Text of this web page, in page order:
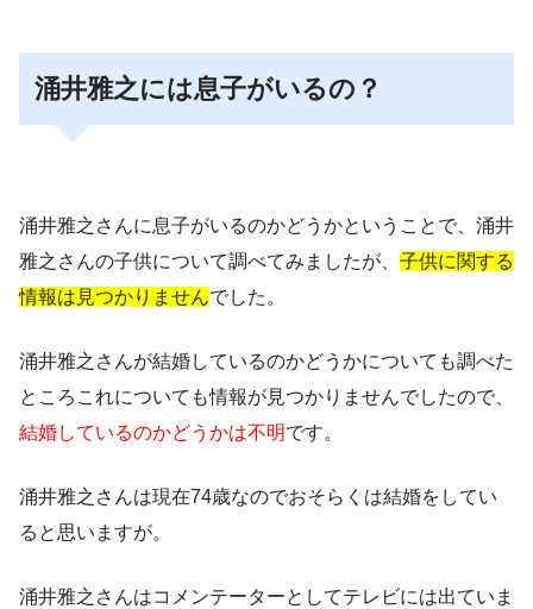
涌井雅之には息子がいるの？
涌井雅之さんに息子がいるのかどうかということで、涌井
雅之さんの子供について調べてみましたが、 子供に関する
情報は見つかりませんでした。
涌井雅之さんが結婚しているのかどうかについても調べた
ところこれについても情報が見つかりませんでしたので、
結婚しているのかどうかは不明です。
涌井雅之さんは現在74歳なのでおそらくは結婚をしてい
ると思いますが。
涌井雅之さんはコメンテーターとしてテレビには出ていま